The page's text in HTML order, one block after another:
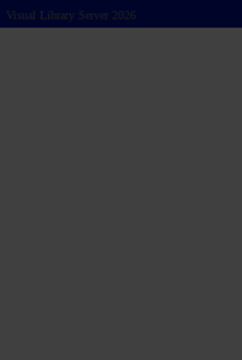
Visual Library Server 2026